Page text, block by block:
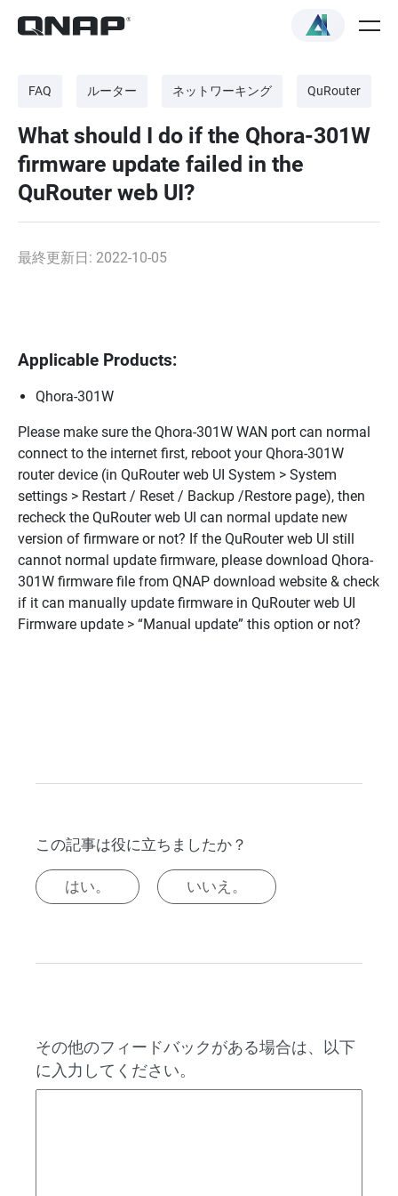
FAQ ルーター ネットワーキング QuRouter
What should I do if the Qhora-301W
firmware update failed in the
QuRouter web UI?
最終更新日: 2022-10-05
Applicable Products:
Qhora-301W
Please make sure the Qhora-301W WAN port can normal
connect to the internet first, reboot your Qhora-301W
router device (in QuRouter web UI System > System
settings > Restart / Reset / Backup /Restore page), then
recheck the QuRouter web UI can normal update new
version of firmware or not? If the QuRouter web UI still
cannot normal update firmware, please download Qhora-
301W firmware file from QNAP download website & check
if it can manually update firmware in QuRouter web UI
Firmware update > “Manual update” this option or not?
この記事は役に立ちましたか？
はい。 いいえ。
その他のフィードバックがある場合は、以下
に入力してください。